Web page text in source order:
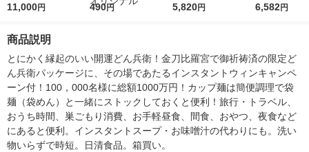
5ｇ 資生堂 おまけ
11,000円
r（ロハコウォータ
490円
詰め替え メガジャン
5,820円
イキッドリリ
6,582円
商品説明
とにかく縁起のいい開運どん兵衛！金刀比羅宮で御祈祷済の限定ど
ん兵衛パッケージに、その場であたるインスタントウィンキャンペ
ーン付！100，000名様に総額1000万円！カップ麺は簡便調理で袋
麺（袋めん）と一緒にストックしておくと便利！旅行・トラベル、
おうち時間、巣ごもり消費、お手軽昼食、間食、おやつ、夜食など
にあると便利。インスタントスープ・お味噌汁の代わりにも。洗い
物いらずで時短。日清食品。箱買い。